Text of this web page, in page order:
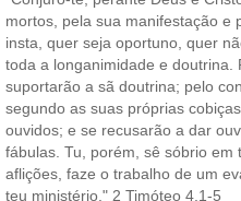
mortos, pela sua manifestação e
insta, quer seja oportuno, quer
toda a longanimidade e
suportarão a sã doutrina; pelo
segundo as suas próprias
ouvidos; e se recusarão a dar
fábulas. Tu, porém, sê sóbrio em
aflições, faze o trabalho de um
teu ministério." 2 Timóteo 4.1-5